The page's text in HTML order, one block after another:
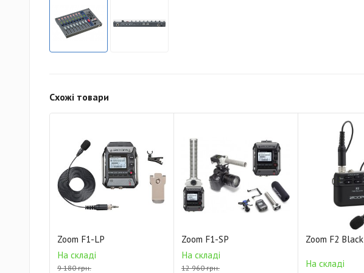
Схожі товари
Zoom F1-LP
На складі
9 180 грн.
Zoom F1-SP
На складі
12 960 грн.
Zoom F2 Black
На складі